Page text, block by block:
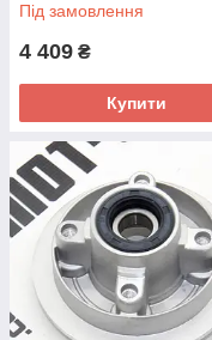
Під замовлення
4 409 ₴
Купити